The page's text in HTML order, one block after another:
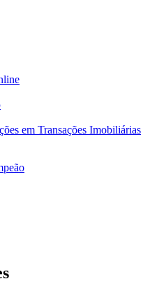
em Transações Imobiliárias